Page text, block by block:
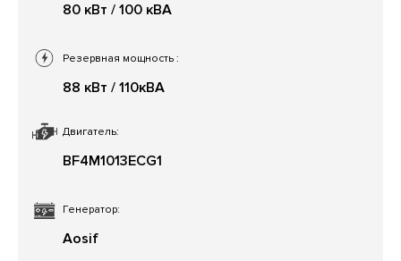
80 кВт / 100 кВА
Двигатель:
BF4M1013ECG1
Резервная мощность :
88 кВт / 110кВА
Генератор:
Aosif